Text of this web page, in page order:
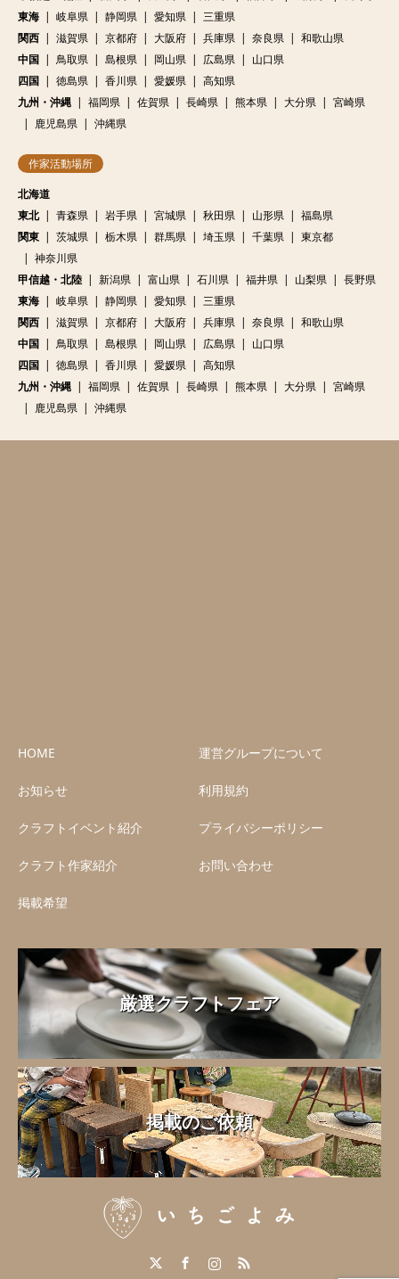
東海
岐阜県 静岡県 愛知県
三重県
関西
滋賀県 京都府 大阪府 兵庫県 奈良県
和歌山県
中国
鳥取県 島根県 岡山県 広島県
山口県
四国
徳島県 香川県 愛媛県
高知県
九州・沖縄
福岡県 佐賀県 長崎県 熊本県 大分県
宮崎県
鹿児島県
沖縄県
作家活動場所
北海道
東北
青森県 岩手県 宮城県 秋田県 山形県
福島県
関東
茨城県 栃木県 群馬県 埼玉県 千葉県
東京都
神奈川県
甲信越・北陸
新潟県 富山県 石川県 福井県 山梨県
長野県
東海
岐阜県 静岡県 愛知県
三重県
関西
滋賀県 京都府 大阪府 兵庫県 奈良県
和歌山県
中国
鳥取県 島根県 岡山県 広島県
山口県
四国
徳島県 香川県 愛媛県
高知県
九州・沖縄
福岡県 佐賀県 長崎県 熊本県 大分県
宮崎県
鹿児島県
沖縄県
HOME
お知らせ
クラフトイベント紹介
クラフト作家紹介
掲載希望
運営グループについて
利用規約
プライバシーポリシー
お問い合わせ
厳選クラフトフェア
掲載のご依頼
InstagramRSS